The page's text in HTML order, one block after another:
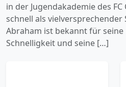
in der Jugendakademie des
schnell als
Abraham ist bekannt für
Schnelligkeit und seine […]